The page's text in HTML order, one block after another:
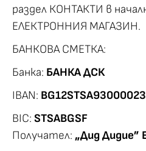
раздел КОНТАКТИ в
ЕЛЕКТРОННИЯ МАГАЗИН.
БАНКОВА СМЕТКА:
Банка: БАНКА ДСК
IBAN:
BIC: STSABGSF
Получател: „Дид Дидие”